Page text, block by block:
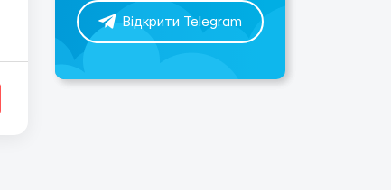
Відкрити Telegram